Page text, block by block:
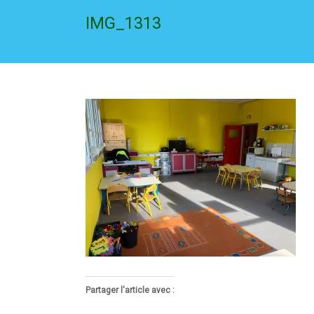
IMG_1313
Partager l'article avec :